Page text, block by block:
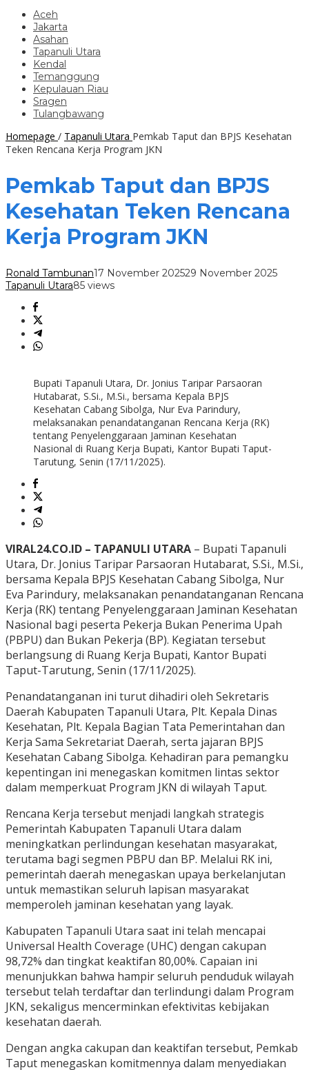
Aceh
Jakarta
Asahan
Tapanuli Utara
Kendal
Temanggung
Kepulauan Riau
Sragen
Tulangbawang
Homepage / Tapanuli Utara Pemkab Taput dan BPJS Kesehatan
Teken Rencana Kerja Program JKN
Pemkab Taput dan BPJS
Kesehatan Teken Rencana
Kerja Program JKN
Ronald Tambunan17 November 202529 November 2025
Tapanuli Utara85 views
Bupati Tapanuli Utara, Dr. Jonius Taripar Parsaoran
Hutabarat, S.Si., M.Si., bersama Kepala BPJS
Kesehatan Cabang Sibolga, Nur Eva Parindury,
melaksanakan penandatanganan Rencana Kerja (RK)
tentang Penyelenggaraan Jaminan Kesehatan
Nasional di Ruang Kerja Bupati, Kantor Bupati Taput-
Tarutung, Senin (17/11/2025).
VIRAL24.CO.ID – TAPANULI UTARA – Bupati Tapanuli
Utara, Dr. Jonius Taripar Parsaoran Hutabarat, S.Si., M.Si.,
bersama Kepala BPJS Kesehatan Cabang Sibolga, Nur
Eva Parindury, melaksanakan penandatanganan Rencana
Kerja (RK) tentang Penyelenggaraan Jaminan Kesehatan
Nasional bagi peserta Pekerja Bukan Penerima Upah
(PBPU) dan Bukan Pekerja (BP). Kegiatan tersebut
berlangsung di Ruang Kerja Bupati, Kantor Bupati
Taput-Tarutung, Senin (17/11/2025).
Penandatanganan ini turut dihadiri oleh Sekretaris
Daerah Kabupaten Tapanuli Utara, Plt. Kepala Dinas
Kesehatan, Plt. Kepala Bagian Tata Pemerintahan dan
Kerja Sama Sekretariat Daerah, serta jajaran BPJS
Kesehatan Cabang Sibolga. Kehadiran para pemangku
kepentingan ini menegaskan komitmen lintas sektor
dalam memperkuat Program JKN di wilayah Taput.
Rencana Kerja tersebut menjadi langkah strategis
Pemerintah Kabupaten Tapanuli Utara dalam
meningkatkan perlindungan kesehatan masyarakat,
terutama bagi segmen PBPU dan BP. Melalui RK ini,
pemerintah daerah menegaskan upaya berkelanjutan
untuk memastikan seluruh lapisan masyarakat
memperoleh jaminan kesehatan yang layak.
Kabupaten Tapanuli Utara saat ini telah mencapai
Universal Health Coverage (UHC) dengan cakupan
98,72% dan tingkat keaktifan 80,00%. Capaian ini
menunjukkan bahwa hampir seluruh penduduk wilayah
tersebut telah terdaftar dan terlindungi dalam Program
JKN, sekaligus mencerminkan efektivitas kebijakan
kesehatan daerah.
Dengan angka cakupan dan keaktifan tersebut, Pemkab
Taput menegaskan komitmennya dalam menyediakan